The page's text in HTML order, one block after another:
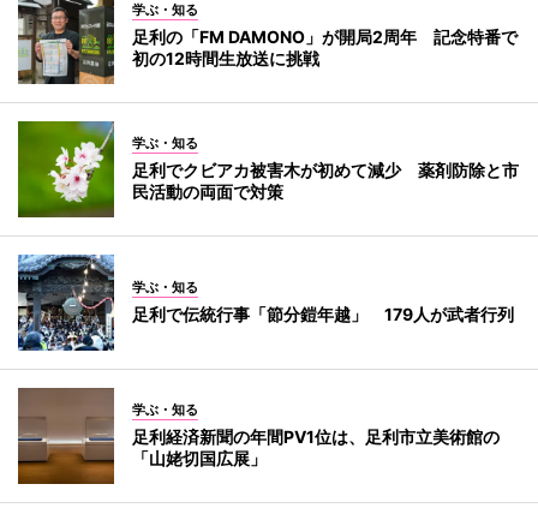
学ぶ・知る
足利の「FM DAMONO」が開局2周年 記念特番で
初の12時間生放送に挑戦
学ぶ・知る
足利でクビアカ被害木が初めて減少 薬剤防除と市
民活動の両面で対策
学ぶ・知る
足利で伝統行事「節分鎧年越」 179人が武者行列
学ぶ・知る
足利経済新聞の年間PV1位は、足利市立美術館の
「山姥切国広展」